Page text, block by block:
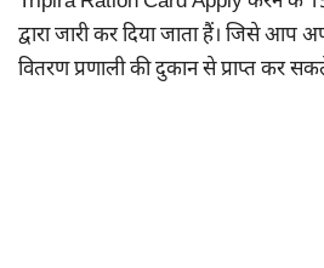
द्वारा जारी कर दिया जाता हैं। जिसे आप
वितरण प्रणाली की दुकान से प्राप्त कर